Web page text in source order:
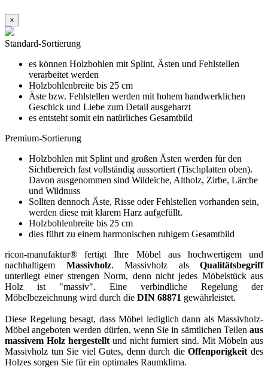
×
Standard-Sortierung
es können Holzbohlen mit Splint, Ästen und Fehlstellen
verarbeitet werden
Holzbohlenbreite bis 25 cm
Äste bzw. Fehlstellen werden mit hohem handwerklichen
Geschick und Liebe zum Detail ausgeharzt
es entsteht somit ein natürliches Gesamtbild
Premium-Sortierung
Holzbohlen mit Splint und großen Ästen werden für den
Sichtbereich fast vollständig aussortiert (Tischplatten oben).
Davon ausgenommen sind Wildeiche, Altholz, Zirbe, Lärche
und Wildnuss
Sollten dennoch Äste, Risse oder Fehlstellen vorhanden sein,
werden diese mit klarem Harz aufgefüllt.
Holzbohlenbreite bis 25 cm
dies führt zu einem harmonischen ruhigem Gesamtbild
ricon-manufaktur® fertigt Ihre Möbel aus hochwertigem und
nachhaltigem Massivholz. Massivholz als Qualitätsbegriff
unterliegt einer strengen Norm, denn nicht jedes Möbelstück aus
Holz ist "massiv". Eine verbindliche Regelung der
Möbelbezeichnung wird durch die DIN 68871 gewährleistet.
Diese Regelung besagt, dass Möbel lediglich dann als Massivholz-
Möbel angeboten werden dürfen, wenn Sie in sämtlichen Teilen aus
massivem Holz hergestelltund nicht furniert sind. Mit Möbeln aus
Massivholz tun Sie viel Gutes, denn durch dieOffenporigkeitdes
Holzes sorgen Sie für ein optimales Raumklima.